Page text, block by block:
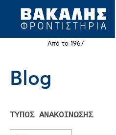
Jump
Από το 1967
Back
Blog
ΤΥΠΟΣ ΑΝΑΚΟΙΝΩΣΗΣ